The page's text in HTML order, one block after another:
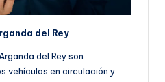
del Rey
del Rey son
vehículos en circulación y